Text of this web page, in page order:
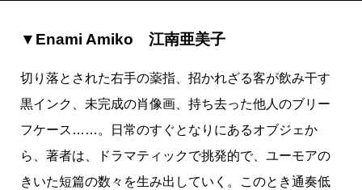
きる「私」のヤマハピアノにタイムスリップしてくる
奇想の一編まで、いずれもドラマティックにしてユー
モアのきいた作品である。一編を読み終わるごとに深
い余韻が残るのが特徴で、登場人物たちの人生が、書
かれなかった時間もふくめてつい想像されるという点
で、アリス・マンロー や チェーホフ
をほうふつさせる
▼Enami Amiko 江南亜美子
切り落とされた右手の薬指、招かれざる客が飲み干す
黒インク、未完成の肖像画、持ち去った他人のブリー
フケース……。日常のすぐとなりにあるオブジェか
ら、著者は、ドラマティックで挑発的で、ユーモアの
きいた短篇の数々を生み出していく。このとき通奏低